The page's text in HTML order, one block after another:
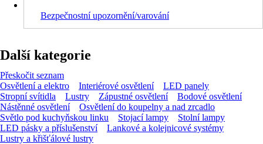
Bezpečnostní upozornění/varování
Další kategorie
Přeskočit seznam
Osvětlení a elektro
Interiérové osvětlení
LED panely
Stropní svítidla
Lustry Zápustné osvětlení
Bodové osvětlení
Nástěnné osvětlení
Osvětlení do koupelny a nad zrcadlo
Světlo pod kuchyňskou linku
Stojací lampy
Stolní lampy
LED pásky a příslušenství
Lankové a kolejnicové systémy
Lustry a křišťálové lustry